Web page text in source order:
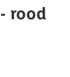
rood